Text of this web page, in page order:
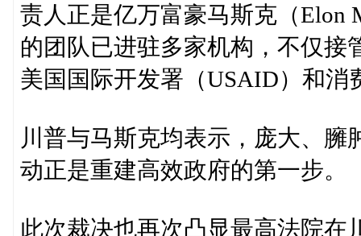
责人正是亿万富豪马斯克（Elon
的团队已进驻多家机构，不仅
美国国际开发署（USAID）和消
川普与马斯克均表示，庞大、臃
动正是重建高效政府的第一步。
此次裁决也再次凸显最高法院在